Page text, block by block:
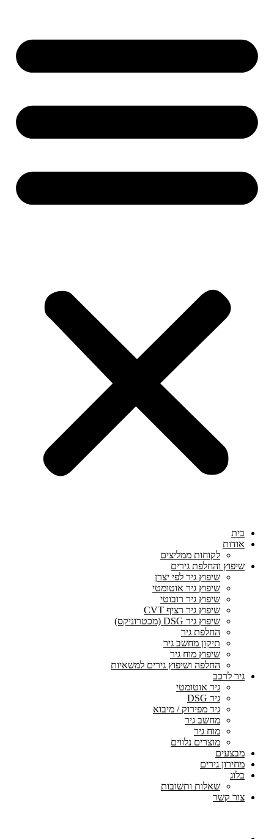
בית
אודות
לקוחות ממליצים
שיפוץ והחלפת גירים
שיפוץ גיר לפי יצרן
שיפוץ גיר אוטומטי
שיפוץ גיר רובוטי
שיפוץ גיר רציף CVT
שיפוץ גיר DSG (מכטרוניקס)
החלפת גיר
תיקון מחשב גיר
שיפוץ מוח גיר
החלפה ושיפוץ גירים למשאיות
גיר לרכב
גיר אוטומטי
גיר DSG
גיר מפירוק / מיבוא
מחשב גיר
מוח גיר
מוצרים נלווים
מבצעים
מחירון גירים
בלוג
שאלות ותשובות
צור קשר